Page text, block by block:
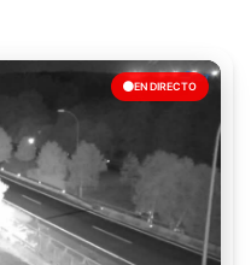
EN DIRECTO